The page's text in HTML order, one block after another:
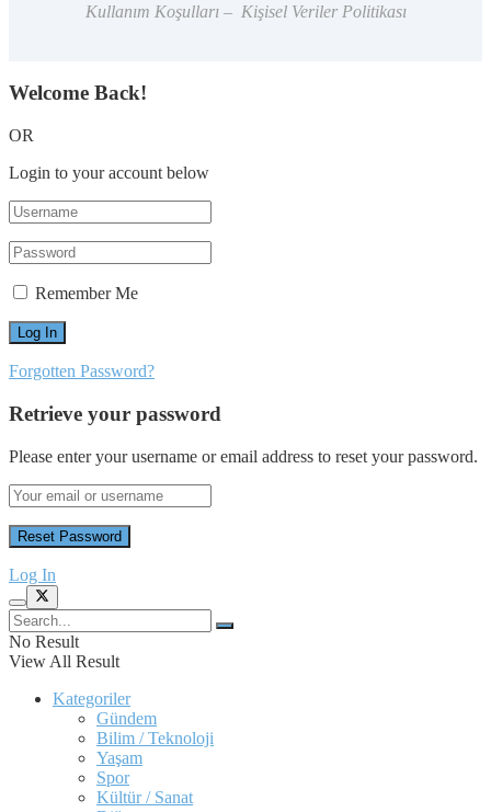
Kullanım Koşulları – Kişisel Veriler Politikası
Welcome Back!
OR
Login to your account below
Remember Me
Forgotten Password?
Retrieve your password
Please enter your username or email address to reset your password.
Log In
No Result
View All Result
Kategoriler
Gündem
Bilim / Teknoloji
Yaşam
Spor
Kültür / Sanat